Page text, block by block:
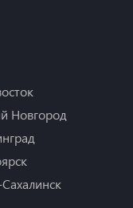
Новгород